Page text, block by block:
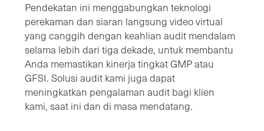
Pendekatan ini menggabungkan teknologi
perekaman dan siaran langsung video virtual
yang canggih dengan keahlian audit mendalam
selama lebih dari tiga dekade, untuk membantu
Anda memastikan kinerja tingkat GMP atau
GFSI. Solusi audit kami juga dapat
meningkatkan pengalaman audit bagi klien
kami, saat ini dan di masa mendatang.